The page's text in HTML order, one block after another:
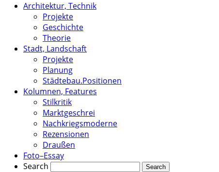
Architektur, Technik
Projekte
Geschichte
Theorie
Stadt, Landschaft
Projekte
Planung
Städtebau.Positionen
Kolumnen, Features
Stilkritik
Marktgeschrei
Nachkriegsmoderne
Rezensionen
Draußen
Foto–Essay
Search